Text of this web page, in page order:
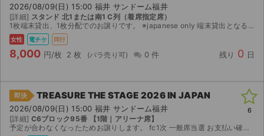
サイト情報
チケットジャム運営会社
2026/08/09(日) 15:00 福井 サンドーム福井
[詳細] スタンド 北1または南1 C列（着席指定席）
1枚端末貸出、1枚分配でのお譲りです。 ※japanese only 端末貸出となる場合は、公演当日14:15頃に指定の場所へ集合いただき同時入場をお願いいたします。 又、同時入場した際はその...
女性 電チケ 同行
8,000 円/枚 2 枚 0 件 残り 0 日
即決 TREASURE THE STAGE 2026 IN JAPAN
2026/08/09(日) 15:00 福井 サンドーム福井
[詳細] C6ブロック95番 【1階｜アリーナ席】
予定が合わなくなったためお譲りします。 fc1次 一般席当選 お支払い確認後QR表示。 Japanese only 値下げ〇 公演中止のときのみ返金可能です◎
6